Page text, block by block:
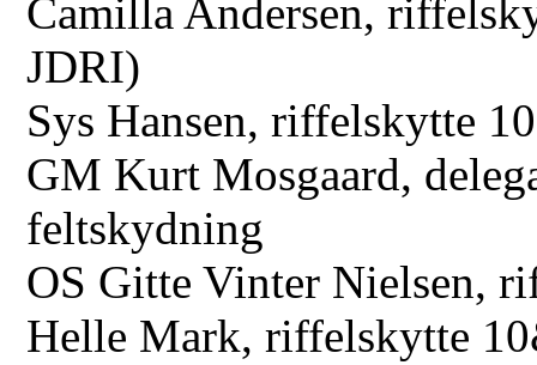
Camilla Andersen,
JDRI)
Sys Hansen, riffelskytte
GM Kurt Mosgaard,
feltskydning
OS Gitte Vinter Nielsen,
Helle Mark, riffelskytte